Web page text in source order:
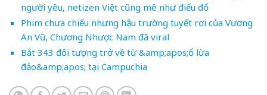
người yêu, netizen Việt cũng mê như điếu đổ
Phim chưa chiếu nhưng hậu trường tuyết rơi của Vương
An Vũ, Chương Nhược Nam đã viral
Bắt 343 đối tượng trở về từ &amp;apos;ổ lừa
đảo&amp;apos; tại Campuchia